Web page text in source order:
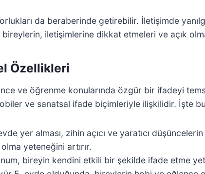
da beraberinde getirebilir. İletişimde
bireylerin, iletişimlerine dikkat etmeleri ve açık
Özellikleri
ve öğrenme konularında özgür bir ifadeyi
ve sanatsal ifade biçimleriyle ilişkilidir. İşte
yer alması, zihin açıcı ve yaratıcı
yeteneğini artırır.
bireyin kendini etkili bir şekilde ifade etme